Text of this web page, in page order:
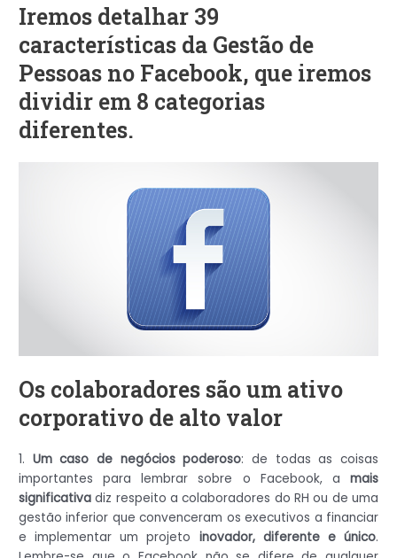
Iremos detalhar 39
características da Gestão de
Pessoas no Facebook, que iremos
dividir em 8 categorias
diferentes.
Os colaboradores são um ativo
corporativo de alto valor
1. Um caso de negócios poderoso: de todas as coisas
importantes para lembrar sobre o Facebook, a mais
significativa diz respeito a colaboradores do RH ou de uma
gestão inferior que convenceram os executivos a financiar
e implementar um projeto inovador, diferente e único.